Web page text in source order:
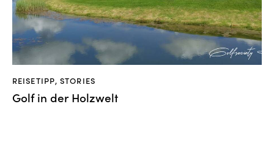
REISETIPP,STORIES
Golf in der Holzwelt